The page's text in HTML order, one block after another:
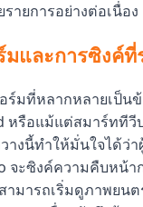
ายการอย่างต่อเนื่อง
และการซิงค์ที่
มที่หลากหลายเป็น
หรือแม้แต่สมาร์ททีวี
งนี้ทำให้มั่นใจได้ว่า
จะซิงค์ความคืบหน้
ารถเริ่มดูภาพยน